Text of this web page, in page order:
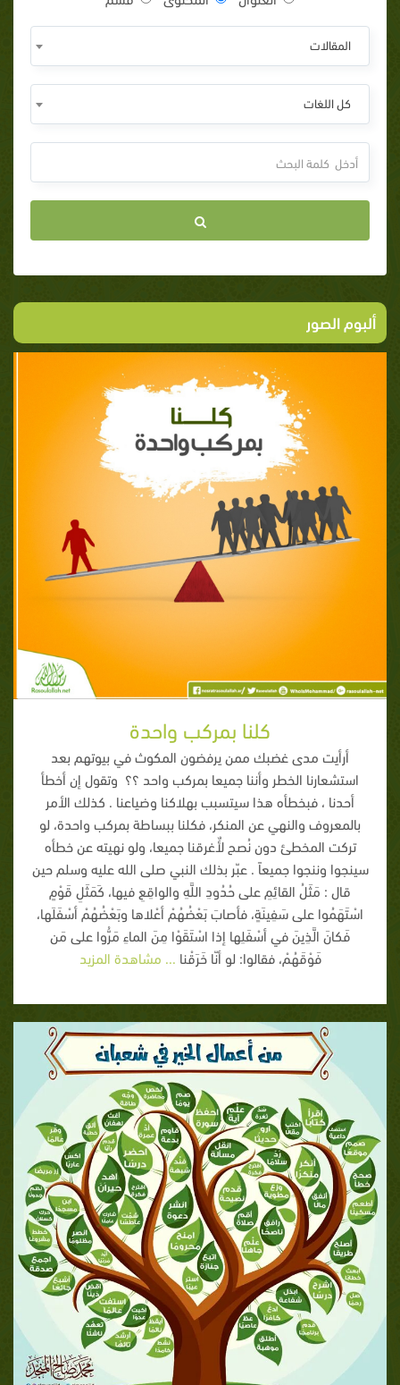
المقالات
كل اللغات
ألبوم الصور
كلنا بمركب واحدة
أرأيت مدى غضبك ممن يرفضون المكوث في بيوتهم بعد
استشعارنا الخطر وأننا جميعا بمركب واحد ؟؟ وتقول إن أخطأ
أحدنا ، فبخطأه هذا سيتسبب بهلاكنا وضياعنا . كذلك الأمر
بالمعروف والنهي عن المنكر، فكلنا ببساطة بمركب واحدة، لو
تركت المخطئ دون نُصح لأٌغرقنا جميعا، ولو نهيته عن خطأه
سينجوا وننجوا جميعاً . عبّر بذلك النبي صلى الله عليه وسلم حين
قال : مَثَلُ القائِمِ على حُدُودِ اللَّهِ والواقِعِ فيها، كَمَثَلِ قَوْمٍ
اسْتَهَمُوا على سَفِينَةٍ، فأصابَ بَعْضُهُمْ أعْلاها وبَعْضُهُمْ أسْفَلَها،
فَكانَ الَّذِينَ في أسْفَلِها إذا اسْتَقَوْا مِنَ الماءِ مَرُّوا على مَن
فَوْقَهُمْ، فقالوا: لو أنّا خَرَقْنا ... مشاهدة المزيد